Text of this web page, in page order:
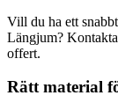
Vill du ha ett
Längjum?
offert.
Rätt material